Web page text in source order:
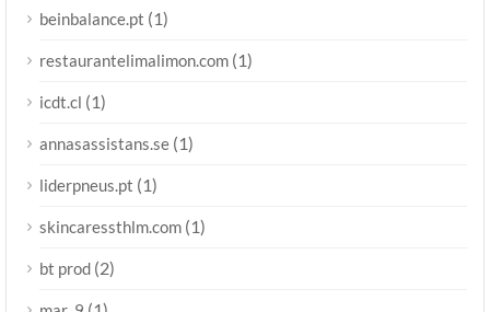
beinbalance.pt (1)
restaurantelimalimon.com (1)
icdt.cl (1)
annasassistans.se (1)
liderpneus.pt (1)
skincaressthlm.com (1)
bt prod (2)